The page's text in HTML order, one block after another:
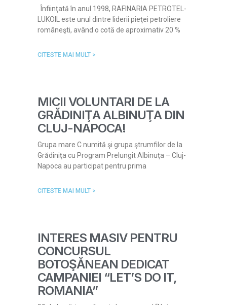
Înfiinţată în anul 1998, RAFINARIA PETROTEL-
LUKOIL este unul dintre liderii pieţei petroliere
româneşti, având o cotă de aproximativ 20 %
CITESTE MAI MULT >
MICII VOLUNTARI DE LA
GRĂDINIŢA ALBINUŢA DIN
CLUJ-NAPOCA!
Grupa mare C numită şi grupa ştrumfilor de la
Grădiniţa cu Program Prelungit Albinuţa – Cluj-
Napoca au participat pentru prima
CITESTE MAI MULT >
INTERES MASIV PENTRU
CONCURSUL
BOTOŞĂNEAN DEDICAT
CAMPANIEI “LET’S DO IT,
ROMANIA”